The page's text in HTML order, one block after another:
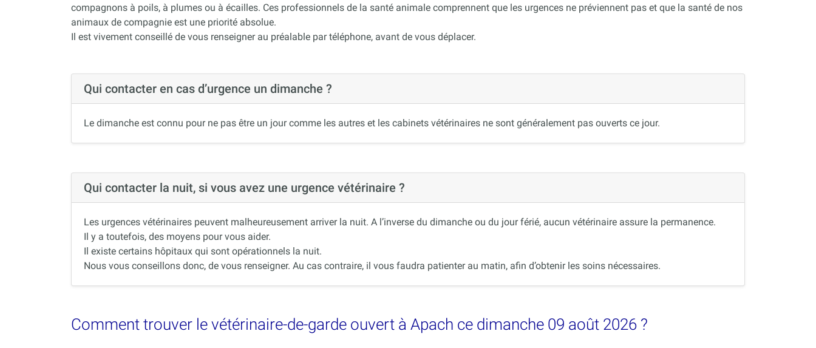
compagnons à poils, à plumes ou à écailles. Ces professionnels de la santé animale comprennent que les urgences ne préviennent pas et que la santé de nos
animaux de compagnie est une priorité absolue.
Il est vivement conseillé de vous renseigner au préalable par téléphone, avant de vous déplacer.
Qui contacter en cas d’urgence un dimanche ?
Le dimanche est connu pour ne pas être un jour comme les autres et les cabinets vétérinaires ne sont généralement pas ouverts ce jour.
Qui contacter la nuit, si vous avez une urgence vétérinaire ?
Les urgences vétérinaires peuvent malheureusement arriver la nuit. A l’inverse du dimanche ou du jour férié, aucun vétérinaire assure la permanence.
Il y a toutefois, des moyens pour vous aider.
Il existe certains hôpitaux qui sont opérationnels la nuit.
Nous vous conseillons donc, de vous renseigner. Au cas contraire, il vous faudra patienter au matin, afin d’obtenir les soins nécessaires.
Comment trouver le vétérinaire-de-garde ouvert à Apach ce dimanche 09 août 2026 ?